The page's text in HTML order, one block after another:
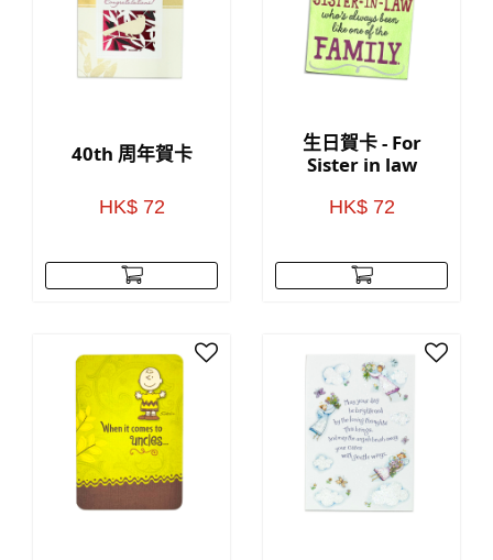
40th 周年賀卡
HK$ 72
生日賀卡 - For
Sister in law
HK$ 72